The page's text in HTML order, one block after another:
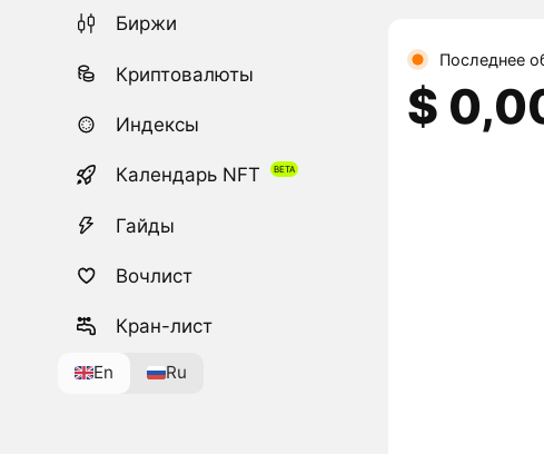
Биржи
Криптовалюты
Индексы
Календарь NFT
Гайды
Вочлист
Кран-лист
En Ru
Последнее
$